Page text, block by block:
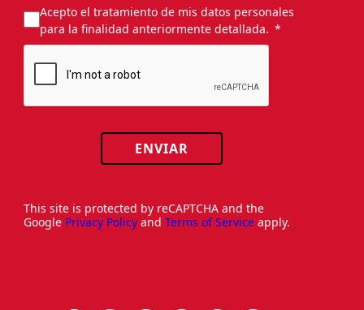
Acepto el tratamiento de mis datos personales
para la finalidad anteriormente detallada.
ENVIAR
This site is protected by reCAPTCHA and the
Google Privacy Policy and Terms of Service apply.